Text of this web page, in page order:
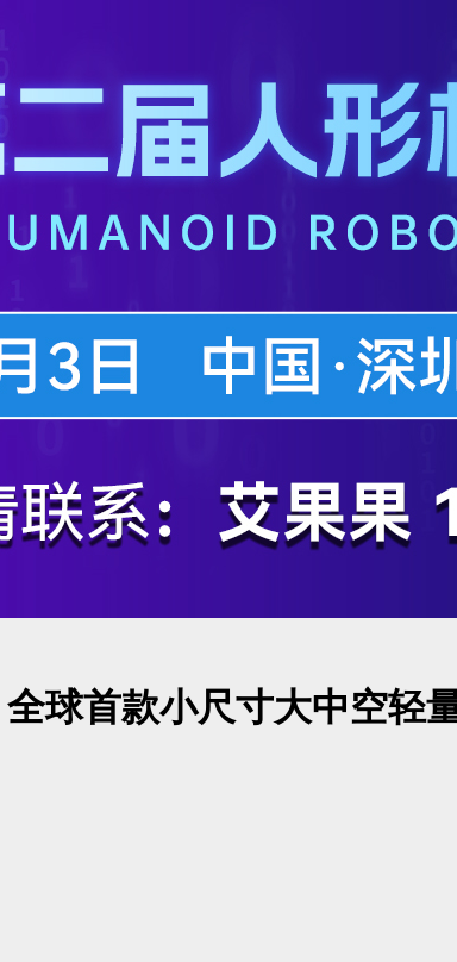
球首款小尺寸大中空轻